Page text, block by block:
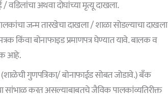
वडिलांचा अथवा दोघांच्या मृत्यू दाखला.
जन्म तारखेचा दाखला / शाळा सोडल्याचा दाखला
किंवा बोनाफाइड प्रमाणपत्र घेण्यात यावे. बालक व
आहे.
गुणपत्रिका/ बोनाफाईड सोबत जोडावे.) बँक
करत असल्याबाबतचे जैविक पालकांव्यतिरीक्त